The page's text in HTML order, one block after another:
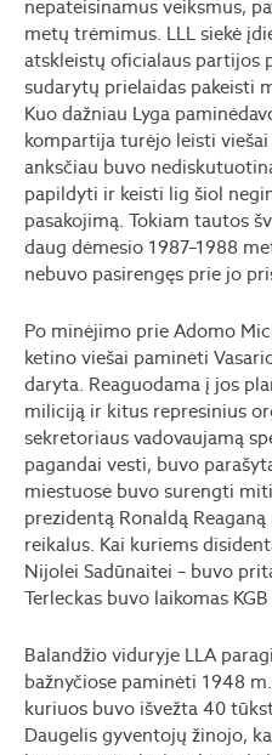
nepateisinamus veiksmus,
metų trėmimus. LLL siekė
atskleistų oficialaus partijos
sudarytų prielaidas pakeisti
Kuo dažniau Lyga
kompartija turėjo leisti
anksčiau buvo
papildyti ir keisti lig šiol
pasakojimą. Tokiam tautos
daug dėmesio 1987–1988
nebuvo pasirengęs prie jo
Po minėjimo prie Adomo
ketino viešai paminėti
daryta. Reaguodama į jos
miliciją ir kitus represinius
sekretoriaus vadovaujamą
pagandai vesti, buvo
miestuose buvo surengti
prezidentą Ronaldą
reikalus. Kai kuriems
Nijolei Sadūnaitei – buvo
Terleckas buvo laikomas
Balandžio viduryje LLA
bažnyčiose paminėti 1948
kuriuos buvo išvežta 40
Daugelis gyventojų žinojo,